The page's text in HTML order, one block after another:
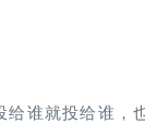
谁就投给谁